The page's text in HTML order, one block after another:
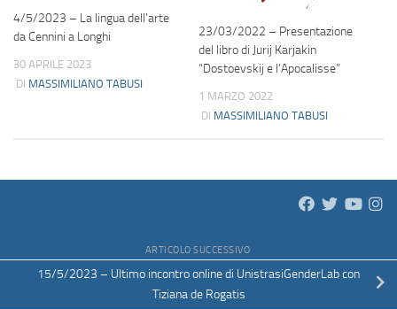
4/5/2023 – La lingua dell’arte
da Cennini a Longhi
30 APRILE 2023
DI MASSIMILIANO TABUSI
23/03/2022 – Presentazione
del libro di Jurij Karjakin
“Dostoevskij e l’Apocalisse”
1 MARZO 2022
DI MASSIMILIANO TABUSI
ARTICOLO SUCCESSIVO
15/5/2023 – Ultimo incontro online di UnistrasiGenderLab con
Tiziana de Rogatis